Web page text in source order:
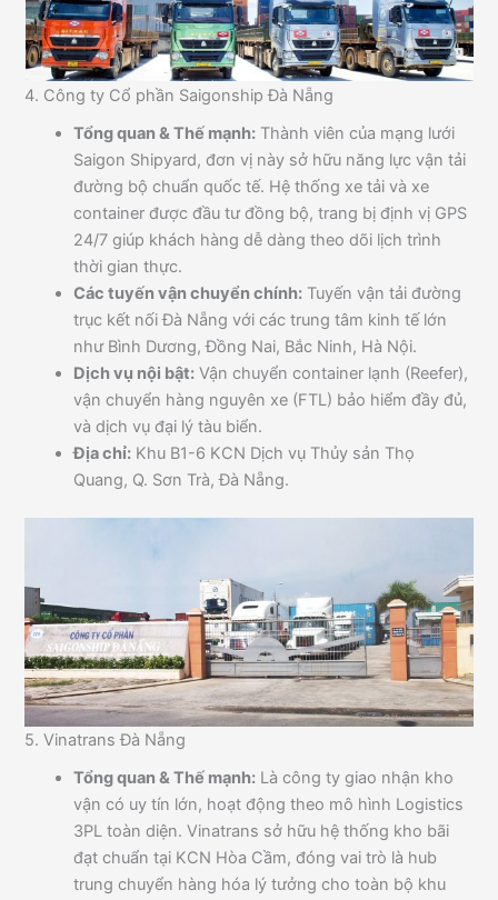
4. Công ty Cổ phần Saigonship Đà Nẵng
Tổng quan & Thế mạnh: Thành viên của mạng lưới
Saigon Shipyard, đơn vị này sở hữu năng lực vận tải
đường bộ chuẩn quốc tế. Hệ thống xe tải và xe
container được đầu tư đồng bộ, trang bị định vị GPS
24/7 giúp khách hàng dễ dàng theo dõi lịch trình
thời gian thực.
Các tuyến vận chuyển chính: Tuyến vận tải đường
trục kết nối Đà Nẵng với các trung tâm kinh tế lớn
như Bình Dương, Đồng Nai, Bắc Ninh, Hà Nội.
Dịch vụ nội bật: Vận chuyển container lạnh (Reefer),
vận chuyển hàng nguyên xe (FTL) bảo hiểm đầy đủ,
và dịch vụ đại lý tàu biển.
Địa chỉ: Khu B1-6 KCN Dịch vụ Thủy sản Thọ
Quang, Q. Sơn Trà, Đà Nẵng.
5. Vinatrans Đà Nẵng
Tổng quan & Thế mạnh: Là công ty giao nhận kho
vận có uy tín lớn, hoạt động theo mô hình Logistics
3PL toàn diện. Vinatrans sở hữu hệ thống kho bãi
đạt chuẩn tại KCN Hòa Cầm, đóng vai trò là hub
trung chuyển hàng hóa lý tưởng cho toàn bộ khu